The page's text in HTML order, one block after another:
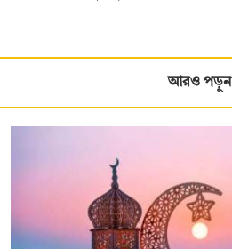
আরও পড়ুন